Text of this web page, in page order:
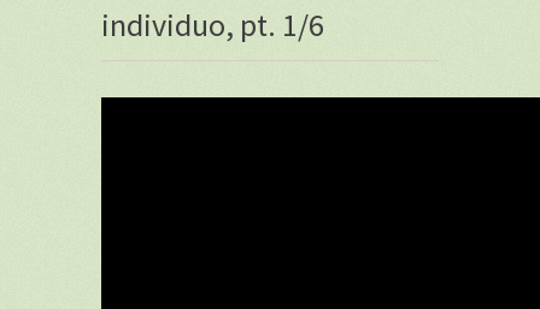
individuo, pt. 1/6